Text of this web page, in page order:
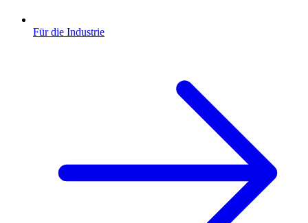
Für die Industrie